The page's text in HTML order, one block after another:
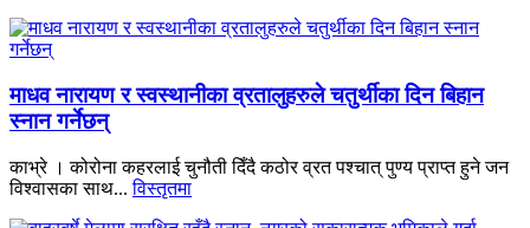
माधव नारायण र स्वस्थानीका व्रतालुहरुले चतुर्थीका दिन बिहान
स्नान गर्नेछन्
काभ्रे । कोरोना कहरलाई चुनौती दिँदै कठोर व्रत पश्चात् पुण्य प्राप्त हुने जन
विश्वासका साथ...विस्तृतमा